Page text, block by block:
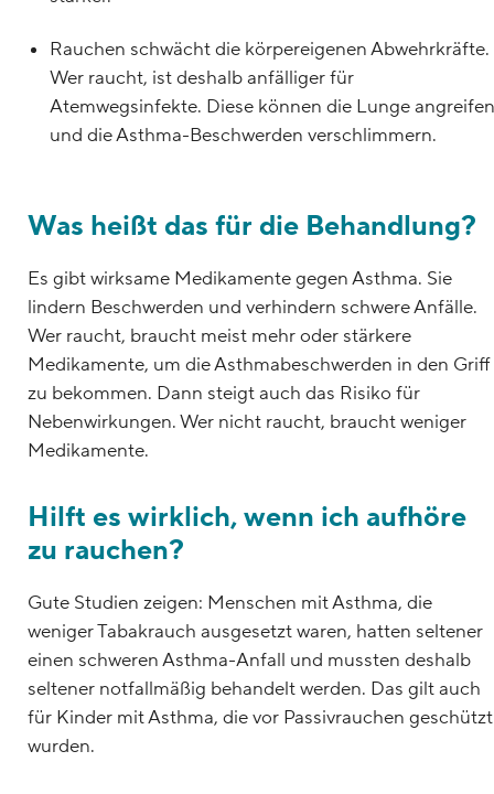
Rauchen schwächt die körpereigenen Abwehrkräfte.
Wer raucht, ist deshalb anfälliger für
Atemwegsinfekte. Diese können die Lunge angreifen
und die Asthma-Beschwerden verschlimmern.
Was heißt das für die Behandlung?
Es gibt wirksame Medikamente gegen Asthma. Sie
lindern Beschwerden und verhindern schwere Anfälle.
Wer raucht, braucht meist mehr oder stärkere
Medikamente, um die Asthmabeschwerden in den Griff
zu bekommen. Dann steigt auch das Risiko für
Nebenwirkungen. Wer nicht raucht, braucht weniger
Medikamente.
Hilft es wirklich, wenn ich aufhöre
zu rauchen?
Gute Studien zeigen: Menschen mit Asthma, die
weniger Tabakrauch ausgesetzt waren, hatten seltener
einen schweren Asthma-Anfall und mussten deshalb
seltener notfallmäßig behandelt werden. Das gilt auch
für Kinder mit Asthma, die vor Passivrauchen geschützt
wurden.